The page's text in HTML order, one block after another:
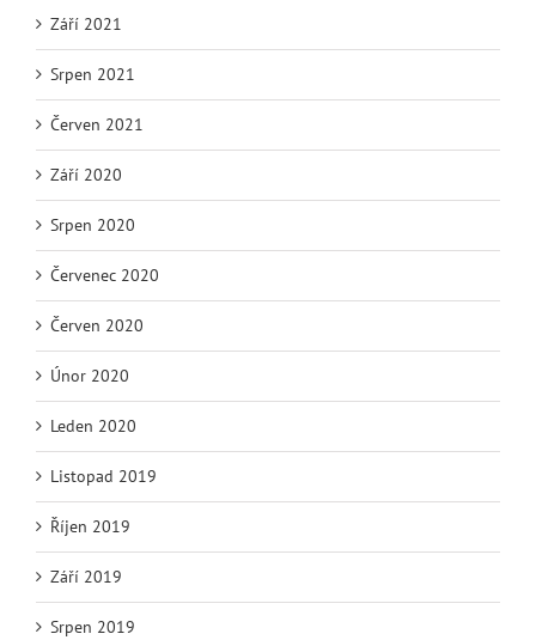
Září 2021
Srpen 2021
Červen 2021
Září 2020
Srpen 2020
Červenec 2020
Červen 2020
Únor 2020
Leden 2020
Listopad 2019
Říjen 2019
Září 2019
Srpen 2019